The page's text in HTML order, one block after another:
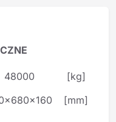
48000
[kg]
[mm]